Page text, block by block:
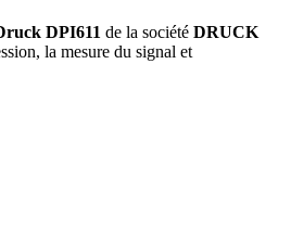
DPI611 de la société DRUCK
la mesure du signal et